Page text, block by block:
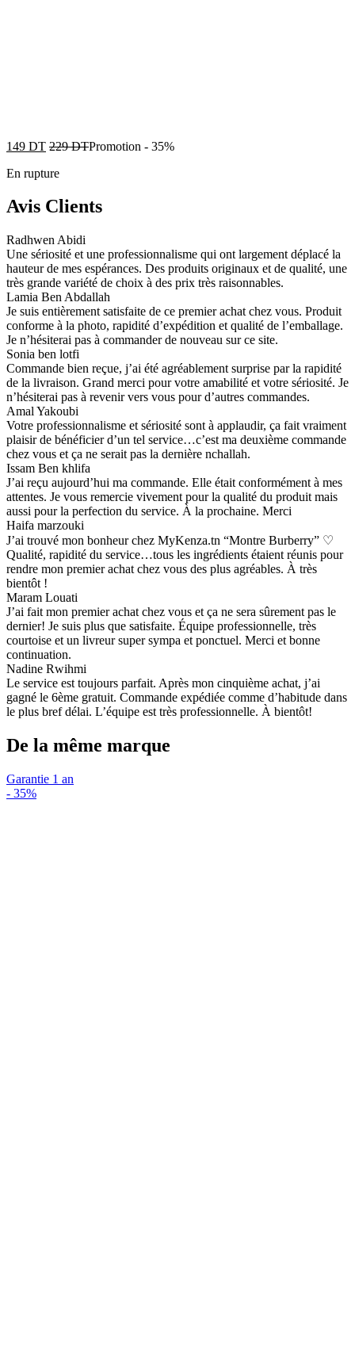
149 DT 229DTPromotion - 35%
En rupture
Avis Clients
Radhwen Abidi
Une sériosité et une professionnalisme qui ont largement déplacé la
hauteur de mes espérances. Des produits originaux et de qualité, une
très grande variété de choix à des prix très raisonnables.
Lamia Ben Abdallah
Je suis entièrement satisfaite de ce premier achat chez vous. Produit
conforme à la photo, rapidité d’expédition et qualité de l’emballage.
Je n’hésiterai pas à commander de nouveau sur ce site.
Sonia ben lotfi
Commande bien reçue, j’ai été agréablement surprise par la rapidité
de la livraison. Grand merci pour votre amabilité et votre sériosité. Je
n’hésiterai pas à revenir vers vous pour d’autres commandes.
Amal Yakoubi
Votre professionnalisme et sériosité sont à applaudir, ça fait vraiment
plaisir de bénéficier d’un tel service…c’est ma deuxième commande
chez vous et ça ne serait pas la dernière nchallah.
Issam Ben khlifa
J’ai reçu aujourd’hui ma commande. Elle était conformément à mes
attentes. Je vous remercie vivement pour la qualité du produit mais
aussi pour la perfection du service. À la prochaine. Merci
Haifa marzouki
J’ai trouvé mon bonheur chez MyKenza.tn “Montre Burberry” ♡
Qualité, rapidité du service…tous les ingrédients étaient réunis pour
rendre mon premier achat chez vous des plus agréables. À très
bientôt !
Maram Louati
J’ai fait mon premier achat chez vous et ça ne sera sûrement pas le
dernier! Je suis plus que satisfaite. Équipe professionnelle, très
courtoise et un livreur super sympa et ponctuel. Merci et bonne
continuation.
Nadine Rwihmi
Le service est toujours parfait. Après mon cinquième achat, j’ai
gagné le 6ème gratuit. Commande expédiée comme d’habitude dans
le plus bref délai. L’équipe est très professionnelle. À bientôt!
De la même marque
Garantie 1 an
- 35%